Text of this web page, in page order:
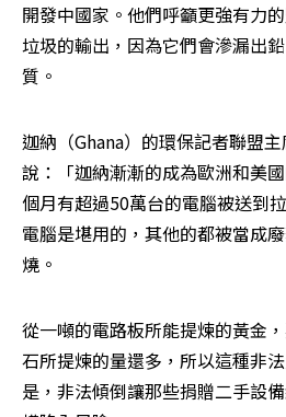
開發中國家。他們呼籲更強有力
垃圾的輸出，因為它們會滲漏出
質。
迦納（Ghana）的環保記者聯盟主
說：「迦納漸漸的成為歐洲和美
個月有超過50萬台的電腦被送到
電腦是堪用的，其他的都被當成
燒。
從一噸的電路板所能提煉的黃金
石所提煉的量還多，所以這種非
是，非法傾倒讓那些捐贈二手設